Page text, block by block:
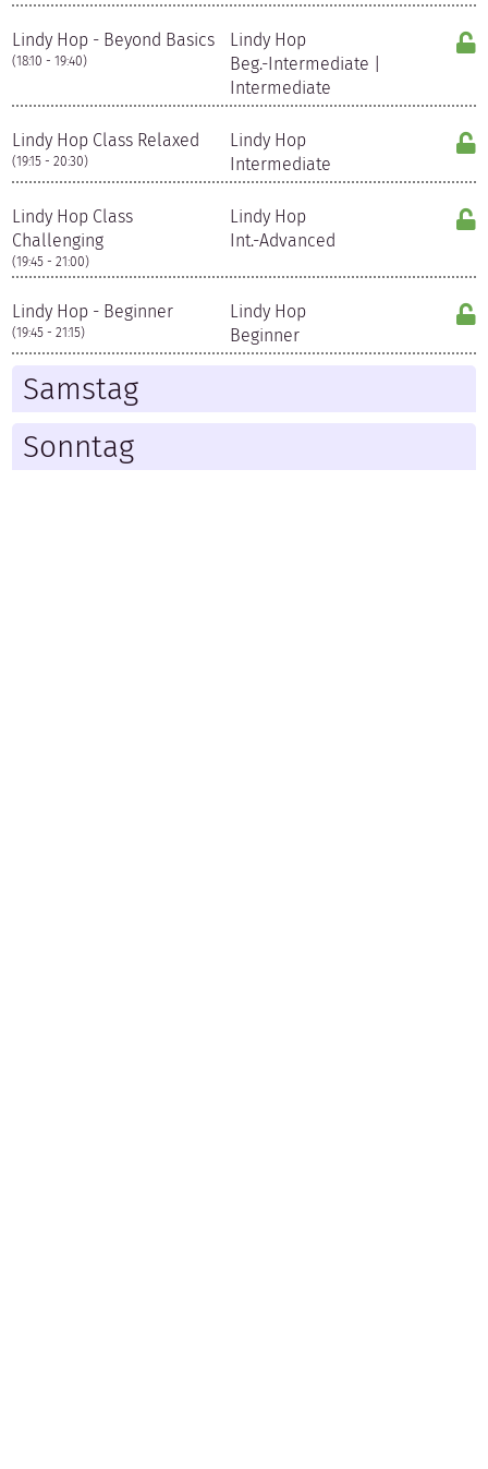
Lindy Hop - Beyond Basics
(18:10 - 19:40)
Lindy Hop
Beg.-Intermediate |
Intermediate
Lindy Hop Class Relaxed
(19:15 - 20:30)
Lindy Hop
Intermediate
Lindy Hop Class
Challenging
(19:45 - 21:00)
Lindy Hop
Int.-Advanced
Lindy Hop - Beginner
(19:45 - 21:15)
Lindy Hop
Beginner
Samstag
Sonntag